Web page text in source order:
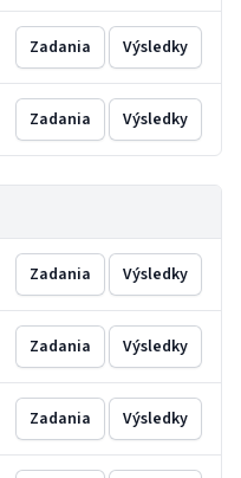
Zadania Výsledky
Zadania Výsledky
Zadania Výsledky
Zadania Výsledky
Zadania Výsledky